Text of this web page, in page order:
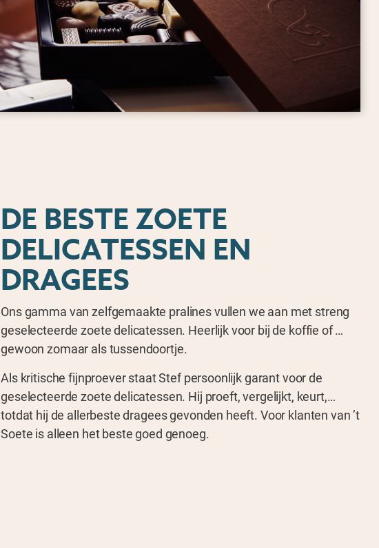
DE BESTE ZOETE
DELICATESSEN EN
DRAGEES
Ons gamma van zelfgemaakte pralines vullen we aan met streng
geselecteerde zoete delicatessen. Heerlijk voor bij de koffie of …
gewoon zomaar als tussendoortje.
Als kritische fijnproever staat Stef persoonlijk garant voor de
geselecteerde zoete delicatessen. Hij proeft, vergelijkt, keurt,…
totdat hij de allerbeste dragees gevonden heeft. Voor klanten van ’t
Soete is alleen het beste goed genoeg.